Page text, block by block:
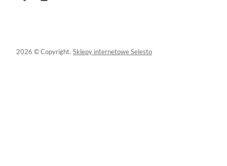
2026 © Copyright. Sklepy internetowe Selesto